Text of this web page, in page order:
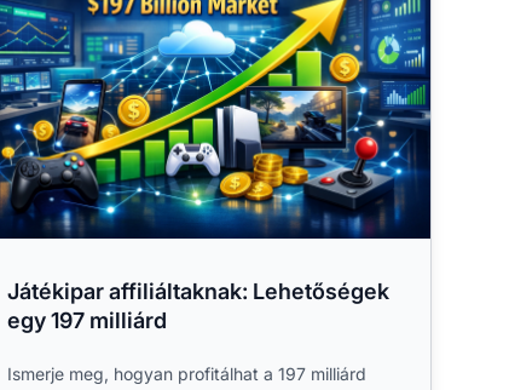
Játékipar affiliáltaknak: Lehetőségek
egy 197 milliárd
Ismerje meg, hogyan profitálhat a 197 milliárd